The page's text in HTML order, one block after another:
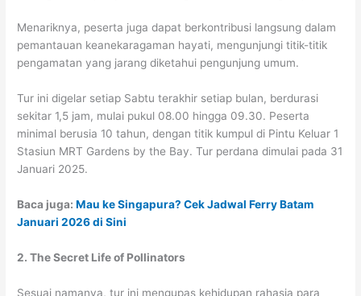
Menariknya, peserta juga dapat berkontribusi langsung dalam
pemantauan keanekaragaman hayati, mengunjungi titik-titik
pengamatan yang jarang diketahui pengunjung umum.
Tur ini digelar setiap Sabtu terakhir setiap bulan, berdurasi
sekitar 1,5 jam, mulai pukul 08.00 hingga 09.30. Peserta
minimal berusia 10 tahun, dengan titik kumpul di Pintu Keluar 1
Stasiun MRT Gardens by the Bay. Tur perdana dimulai pada 31
Januari 2025.
Baca juga:Mau ke Singapura? Cek Jadwal Ferry Batam
Januari 2026 di Sini
2. The Secret Life of Pollinators
Sesuai namanya, tur ini mengupas kehidupan rahasia para